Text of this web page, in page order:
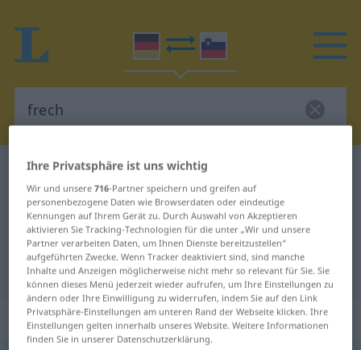
Deutsch-Slowenisch Wörterbuch
Deutsch-Slowenisch Übersetzung
für "frech"
"frech" Slowenisch Übersetzung
„frech“
Ihre Privatsphäre ist uns wichtig
Wir und unsere716-Partner speichern und greifen auf
personenbezogene Daten wie Browserdaten oder eindeutige
Kennungen auf Ihrem Gerät zu. Durch Auswahl von Akzeptieren
aktivieren Sie Tracking-Technologien für die unter „Wir und unsere
Partner verarbeiten Daten, um Ihnen Dienste bereitzustellen“
aufgeführten Zwecke. Wenn Tracker deaktiviert sind, sind manche
Inhalte und Anzeigen möglicherweise nicht mehr so relevant für Sie. Sie
können dieses Menü jederzeit wieder aufrufen, um Ihre Einstellungen zu
ändern oder Ihre Einwilligung zu widerrufen, indem Sie auf den Link
Privatsphäre-Einstellungen am unteren Rand der Webseite klicken. Ihre
Einstellungen gelten innerhalb unseres Website. Weitere Informationen
finden Sie in unserer Datenschutzerklärung.